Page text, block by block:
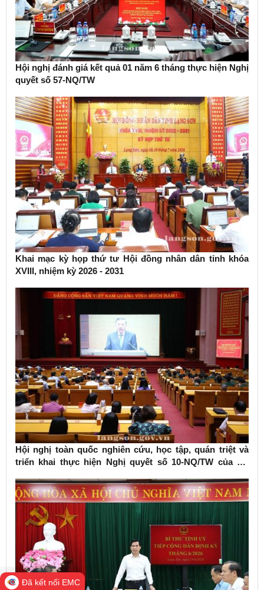
Hội nghị đánh giá kết quả 01 năm 6 tháng thực hiện Nghị
quyết số 57-NQ/TW
Khai mạc kỳ họp thứ tư Hội đồng nhân dân tỉnh khóa
XVIII, nhiệm kỳ 2026 - 2031
Hội nghị toàn quốc nghiên cứu, học tập, quán triệt và
triển khai thực hiện Nghị quyết số 10-NQ/TW của Bộ
Đã kết nối EMC